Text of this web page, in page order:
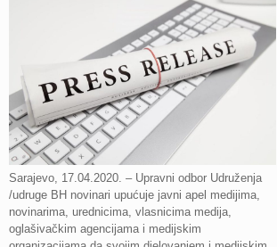
Sarajevo, 17.04.2020. – Upravni odbor Udruženja
/udruge BH novinari upućuje javni apel medijima,
novinarima, urednicima, vlasnicima medija,
oglašivačkim agencijama i medijskim